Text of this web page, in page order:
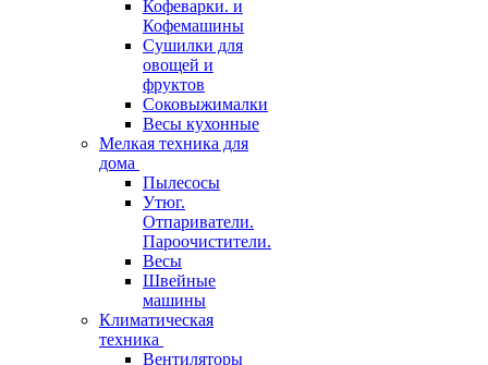
Кофеварки. и
Кофемашины
Сушилки для
овощей и
фруктов
Соковыжималки
Весы кухонные
Мелкая техника для
дома
Пылесосы
Утюг.
Отпариватели.
Пароочистители.
Весы
Швейные
машины
Климатическая
техника
Вентиляторы